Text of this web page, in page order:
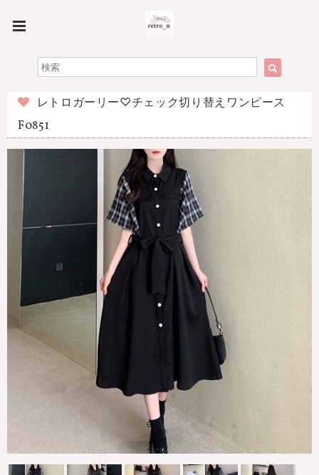
レトロガーリー♡チェック切り替えワンピース
F0851